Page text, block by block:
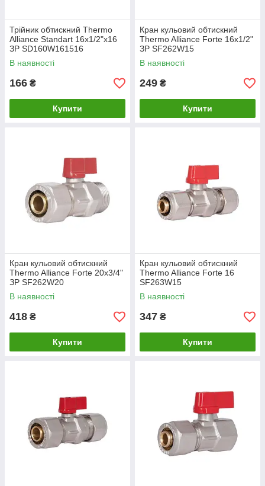
Трійник обтискний Thermo
Alliance Standart 16х1/2"х16
ЗР SD160W161516
В наявності
166 ₴
Купити
Кран кульовий обтискний
Thermo Alliance Forte 16х1/2"
ЗР SF262W15
В наявності
249 ₴
Купити
Кран кульовий обтискний
Thermo Alliance Forte 20х3/4"
ЗР SF262W20
В наявності
418 ₴
Купити
Кран кульовий обтискний
Thermo Alliance Forte 16
SF263W15
В наявності
347 ₴
Купити